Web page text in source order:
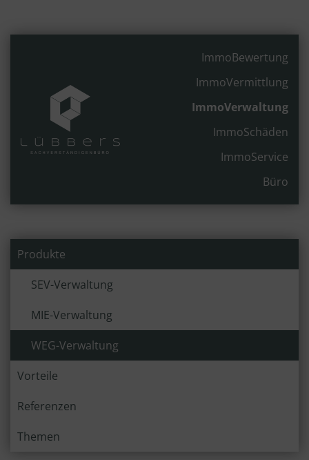
ImmoBewertung
ImmoVermittlung
ImmoVerwaltung
ImmoSchäden
ImmoService
Büro
Produkte
SEV-Verwaltung
MIE-Verwaltung
WEG-Verwaltung
Vorteile
Referenzen
Themen